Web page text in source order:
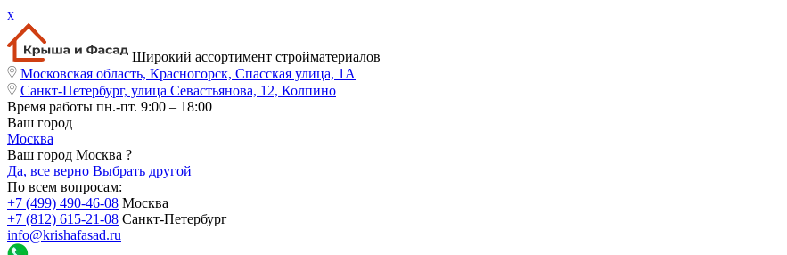
x
Широкий ассортимент стройматериалов
Московская область, Красногорск, Спасская улица, 1А
Санкт-Петербург, улица Севастьянова, 12, Колпино
Время работы пн.-пт. 9:00 – 18:00
Ваш город
Москва
Ваш город Москва ?
Да, все верно Выбрать другой
По всем вопросам:
+7 (499) 490-46-08 Москва
+7 (812) 615-21-08 Санкт-Петербург
info@krishafasad.ru